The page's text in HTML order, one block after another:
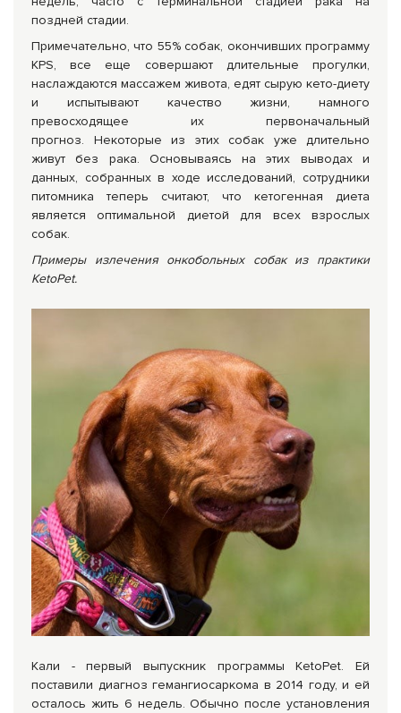
поздней стадии.
Примечательно, что 55% собак, окончивших программу
KPS, все еще совершают длительные прогулки,
наслаждаются массажем живота, едят сырую кето-диету
и испытывают качество жизни, намного
превосходящее их первоначальный
прогноз. Некоторые из этих собак уже длительно
живут без рака. Основываясь на этих выводах и
данных, собранных в ходе исследований, сотрудники
питомника теперь считают, что кетогенная диета
является оптимальной диетой для всех взрослых
собак.
Примеры излечения онкобольных собак из практики
KetoPet.
Кали - первый выпускник программы KetoPet. Ей
поставили диагноз гемангиосаркома в 2014 году, и ей
осталось жить 6 недель. Обычно после установления